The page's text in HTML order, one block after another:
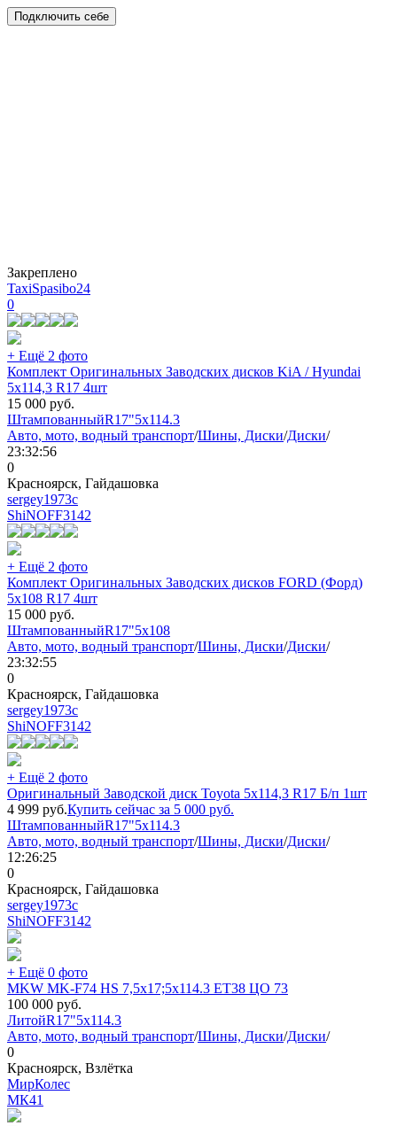
Подключить себе
Закреплено
TaxiSpasibo24
0
+ Ещё 2 фото
Комплект Оригинальных Заводских дисков KiA / Hyundai
5х114,3 R17 4шт
15 000 руб.
ШтампованныйR17"5x114.3
Авто, мото, водный транспорт/Шины, Диски/Диски/
23:32:56
0
Красноярск, Гайдашовка
sergey1973с
ShiNOFF3142
+ Ещё 2 фото
Комплект Оригинальных Завoдских дискoв FORD (Форд)
5х108 R17 4шт
15 000 руб.
ШтампованныйR17"5x108
Авто, мото, водный транспорт/Шины, Диски/Диски/
23:32:55
0
Красноярск, Гайдашовка
sergey1973с
ShiNOFF3142
+ Ещё 2 фото
Оригинальный Заводской диск Toyota 5х114,3 R17 Б/п 1шт
4 999 руб.Купить сейчас за 5 000 руб.
ШтампованныйR17"5x114.3
Авто, мото, водный транспорт/Шины, Диски/Диски/
12:26:25
0
Красноярск, Гайдашовка
sergey1973с
ShiNOFF3142
+ Ещё 0 фото
MKW MK-F74 HS 7,5x17;5x114.3 ET38 ЦО 73
100 000 руб.
ЛитойR17"5x114.3
Авто, мото, водный транспорт/Шины, Диски/Диски/
0
Красноярск, Взлётка
МирКолес
МК41